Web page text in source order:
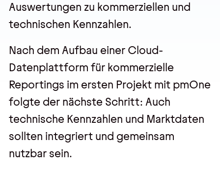
Auswertungen zu kommerziellen und
technischen Kennzahlen.
Nach dem Aufbau einer Cloud-
Datenplattform für kommerzielle
Reportings im ersten Projekt mit pmOne
folgte der nächste Schritt: Auch
technische Kennzahlen und Marktdaten
sollten integriert und gemeinsam
nutzbar sein.
Über uns
Partner & Technologie
Jobs & Karriere
Kontakt
Kontakt, Impressum